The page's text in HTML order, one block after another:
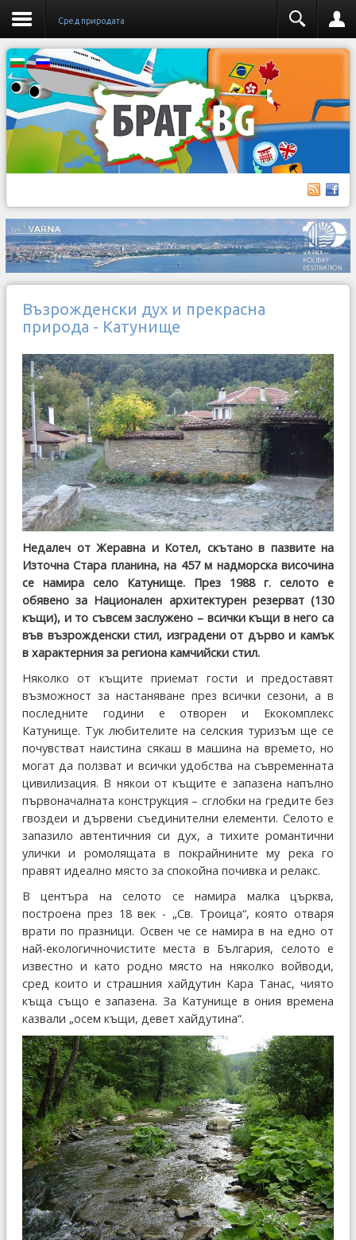
Сред природата
Възрожденски дух и прекрасна
природа - Катунище
Недалеч от Жеравна и Котел, скътано в пазвите на
Източна Стара планина, на 457 м надморска височина
се намира село Катунище. През 1988 г. селото е
обявено за Национален архитектурен резерват (130
къщи), и то съвсем заслужено – всички къщи в него са
във възрожденски стил, изградени от дърво и камък
в характерния за региона камчийски стил.
Няколко от къщите приемат гости и предоставят
възможност за настаняване през всички сезони, а в
последните години е отворен и Екокомплекс
Катунище. Тук любителите на селския туризъм ще се
почувстват наистина сякаш в машина на времето, но
могат да ползват и всички удобства на съвременната
цивилизация. В някои от къщите е запазена напълно
първоначалната конструкция – сглобки на гредите без
гвоздеи и дървени съединителни елементи. Селото е
запазило автентичния си дух, а тихите романтични
улички и ромолящата в покрайнините му река го
правят идеално място за спокойна почивка и релакс.
В центъра на селото се намира малка църква,
построена през 18 век - „Св. Троица“, която отваря
врати по празници. Освен че се намира в на едно от
най-екологичночистите места в България, селото е
известно и като родно място на няколко войводи,
сред които и страшния хайдутин Кара Танас, чиято
къща също е запазена. За Катунище в ония времена
казвали „осем къщи, девет хайдутина“.